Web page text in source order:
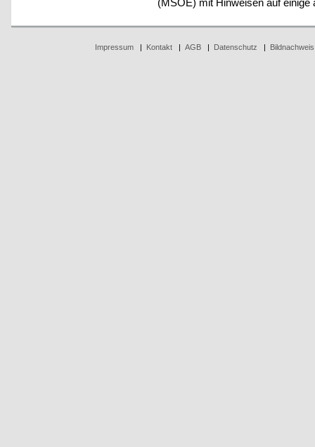
(MSOE) mit Hinweisen auf einige
Impressum| Kontakt| AGB| Datenschutz Bildnachweis